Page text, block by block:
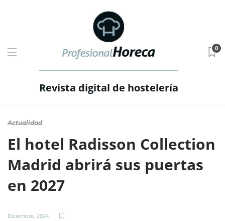
Revista digital de hostelería
0
Actualidad
El hotel Radisson Collection
Madrid abrirá sus puertas
en 2027
Diciembre, 2024